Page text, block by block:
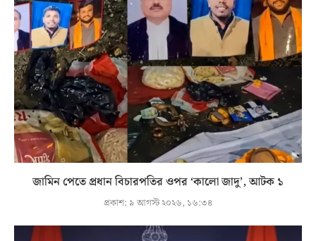
জামিন পেতে প্রধান বিচারপতির ওপর ‘কালো জাদু’, আটক ১
প্রকাশ: ৯ আগস্ট ২০২৬, ১৬:৩৪